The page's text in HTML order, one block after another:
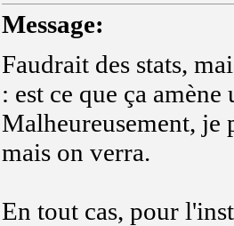
Message:
Faudrait des stats,
: est ce que ça
Malheureusement, je
mais on verra.
En tout cas, pour